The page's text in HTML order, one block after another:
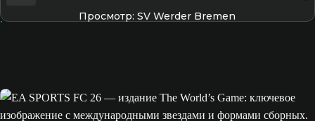
Просмотр: SV Werder Bremen